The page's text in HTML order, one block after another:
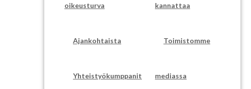
oikeusturva kannattaa
Ajankohtaista Toimistomme
mediassa
Yhteistyökumppanit